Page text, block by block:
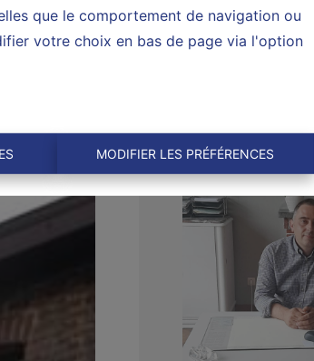
que le comportement de navigation ou
votre choix en bas de page via l'option
MODIFIER LES PRÉFÉRENCES